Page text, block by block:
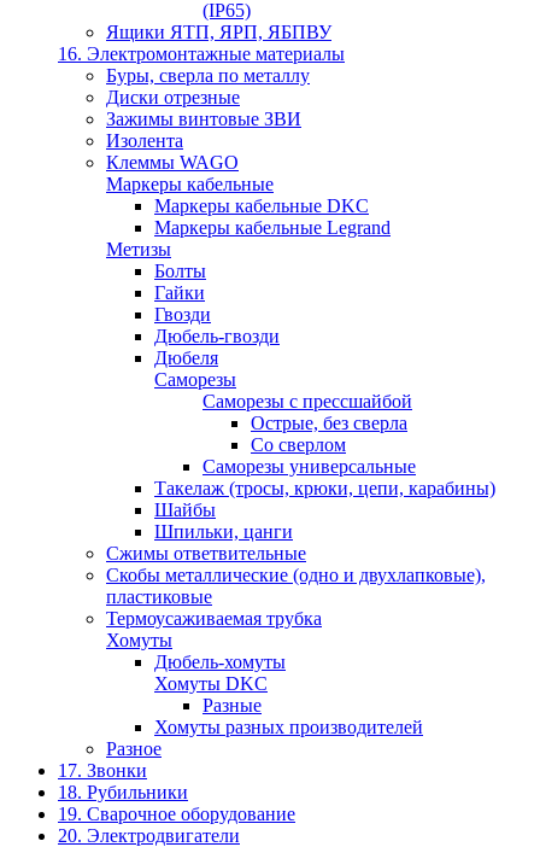
(IP65)
Ящики ЯТП, ЯРП, ЯБПВУ
16. Электромонтажные материалы
Буры, сверла по металлу
Диски отрезные
Зажимы винтовые ЗВИ
Изолента
Клеммы WAGO
Маркеры кабельные
Маркеры кабельные DKC
Маркеры кабельные Legrand
Метизы
Болты
Гайки
Гвозди
Дюбель-гвозди
Дюбеля
Саморезы
Саморезы с прессшайбой
Острые, без сверла
Со сверлом
Саморезы универсальные
Такелаж (тросы, крюки, цепи, карабины)
Шайбы
Шпильки, цанги
Сжимы ответвительные
Скобы металлические (одно и двухлапковые),
пластиковые
Термоусаживаемая трубка
Хомуты
Дюбель-хомуты
Хомуты DKC
Разные
Хомуты разных производителей
Разное
17. Звонки
18. Рубильники
19. Сварочное оборудование
20. Электродвигатели